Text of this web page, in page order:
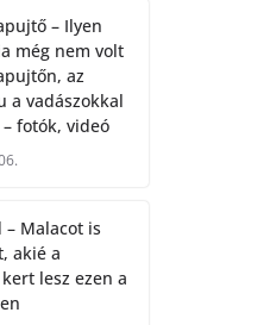
– Ilyen
még nem volt
az
a vadászokkal
fotók, videó
– Malacot is
akié a
lesz ezen a